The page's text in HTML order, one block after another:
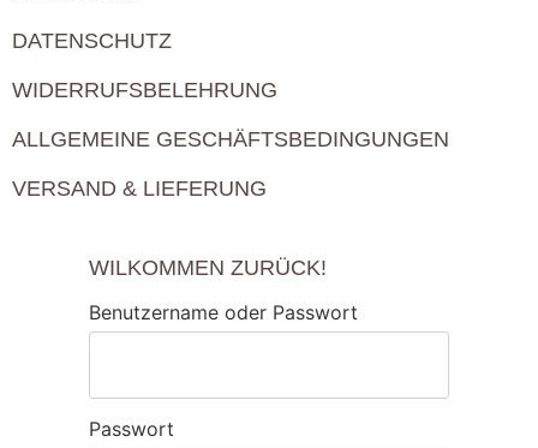
DATENSCHUTZ
WIDERRUFSBELEHRUNG
ALLGEMEINE GESCHÄFTSBEDINGUNGEN
VERSAND & LIEFERUNG
WILKOMMEN ZURÜCK!
Benutzername oder Passwort
Passwort